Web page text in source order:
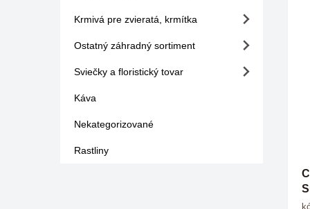
Krmivá pre zvieratá, krmítka
Ostatný záhradný sortiment
Sviečky a floristický tovar
Káva
Nekategorizované
Rastliny